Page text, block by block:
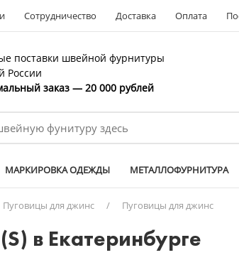
Сотрудничество Доставка Оплата
поставки швейной фурнитуры
России
заказ — 20 000 рублей
МАРКИРОВКА ОДЕЖДЫ МЕТАЛЛОФУРНИТУРА
Пуговицы для джинс / Пуговицы для джинс
в Екатеринбурге